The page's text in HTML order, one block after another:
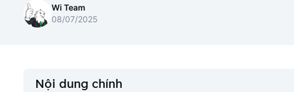
Wi Team
08/07/2025
Nội dung chính